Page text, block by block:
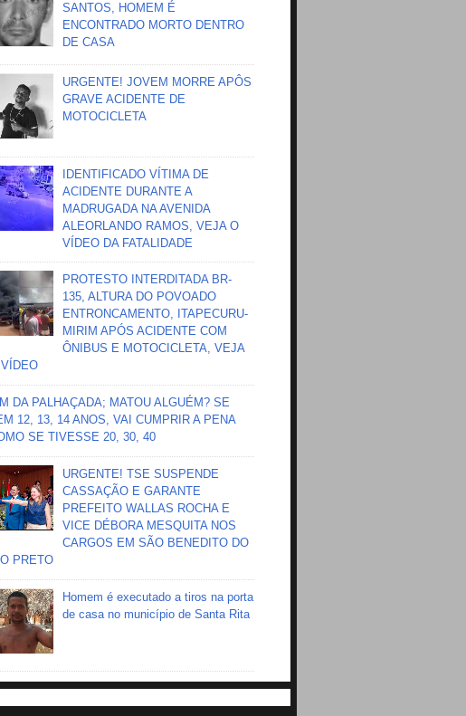
SANTOS, HOMEM É
ENCONTRADO MORTO DENTRO
DE CASA
URGENTE! JOVEM MORRE APÔS
GRAVE ACIDENTE DE
MOTOCICLETA
IDENTIFICADO VÍTIMA DE
ACIDENTE DURANTE A
MADRUGADA NA AVENIDA
ALEORLANDO RAMOS, VEJA O
VÍDEO DA FATALIDADE
PROTESTO INTERDITADA BR-
135, ALTURA DO POVOADO
ENTRONCAMENTO, ITAPECURU-
MIRIM APÓS ACIDENTE COM
ÔNIBUS E MOTOCICLETA, VEJA
DA PALHAÇADA; MATOU ALGUÉM? SE
12, 13, 14 ANOS, VAI CUMPRIR A PENA
SE TIVESSE 20, 30, 40
URGENTE! TSE SUSPENDE
CASSAÇÃO E GARANTE
PREFEITO WALLAS ROCHA E
VICE DÉBORA MESQUITA NOS
CARGOS EM SÃO BENEDITO DO
PRETO
Homem é executado a tiros na porta
de casa no município de Santa Rita